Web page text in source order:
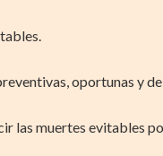
oportunas y
las muertes evitables